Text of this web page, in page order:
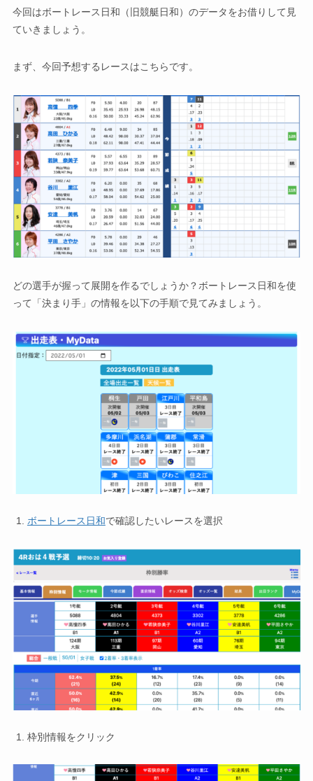
今回はボートレース日和（旧競艇日和）のデータをお借りして見
ていきましょう。
まず、今回予想するレースはこちらです。
どの選手が握って展開を作るでしょうか？ボートレース日和を使
って「決まり手」の情報を以下の手順で見てみましょう。
ボートレース日和で確認したいレースを選択
枠別情報をクリック